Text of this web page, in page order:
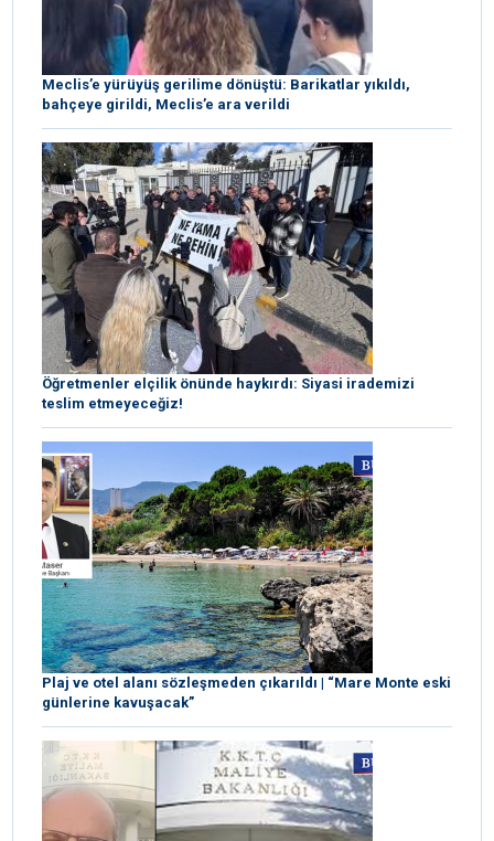
Meclis’e yürüyüş gerilime dönüştü: Barikatlar yıkıldı,
bahçeye girildi, Meclis’e ara verildi
Öğretmenler elçilik önünde haykırdı: Siyasi irademizi
teslim etmeyeceğiz!
Plaj ve otel alanı sözleşmeden çıkarıldı | “Mare Monte eski
günlerine kavuşacak”